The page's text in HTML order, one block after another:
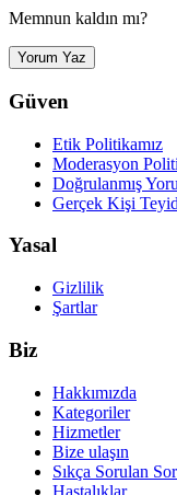
Memnun kaldın mı?
Yorum Yaz
Güven
Etik Politikamız
Moderasyon
Doğrulanmış
Gerçek Kişi
Yasal
Gizlilik
Şartlar
Biz
Hakkımızda
Kategoriler
Hizmetler
Bize ulaşın
Sıkça Sorulan
Hastalıklar